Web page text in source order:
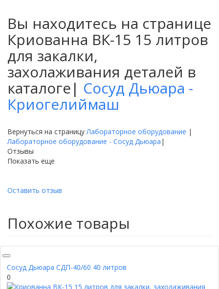
Вы находитесь на странице
Криованна ВК-15 15 литров
для закалки,
захолаживания деталей в
каталоге| Сосуд Дьюара -
Криогелиймаш
Вернуться на страницуЛабораторное оборудование |
Лабораторное оборудование - Сосуд Дьюара |
Отзывы
Показать еще
Оставить отзыв
Похожие товары
Сосуд Дьюара СДП-40/60 40 литров
0